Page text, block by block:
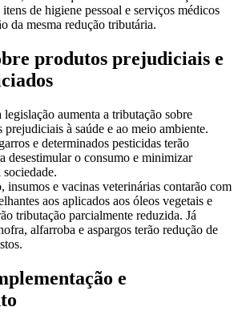
de higiene pessoal e serviços médicos
da mesma redução tributária.
produtos prejudiciais e
aumenta a tributação sobre
prejudiciais à saúde e ao meio ambiente.
e determinados pesticidas terão
desestimular o consumo e minimizar
insumos e vacinas veterinárias contarão com
aos aplicados aos óleos vegetais e
tributação parcialmente reduzida. Já
alfarroba e aspargos terão redução de
e